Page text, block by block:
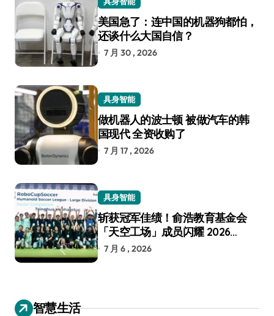
美国急了：连中国的机器狗都怕，
还谈什么大国自信？
7 月 30 , 2026
具身智能
做机器人的波士顿 被做汽车的韩
国现代 全资收购了
7 月 17 , 2026
具身智能
斩获冠军佳绩！俞浩教育基金会
「天空工场」成员闪耀 2026
RoboCup 机器人世界杯
7 月 6 , 2026
智慧生活